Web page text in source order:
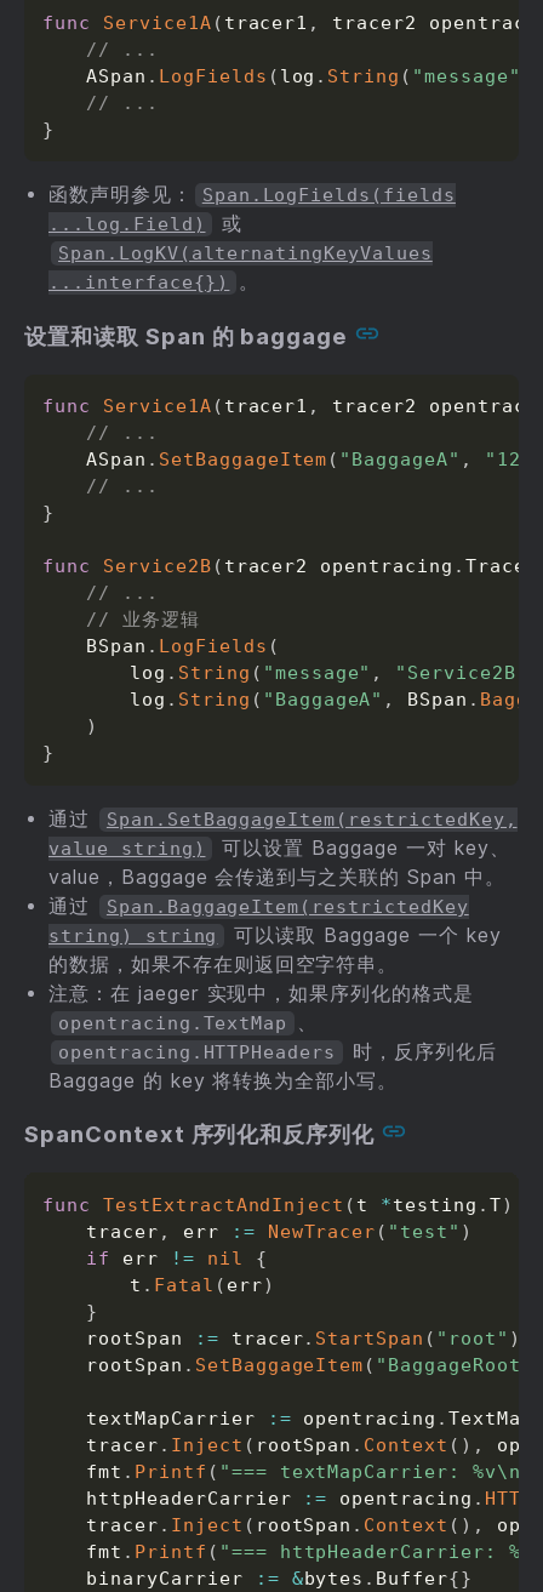
func Service1A ( tracer1 ,
tracer2
// ...
	ASpan
. LogFields ( log . String ( "message"
// ...
}
函数声明参见：
Span.LogFields(fields
...log.Field)
或
Span.LogKV(alternatingKeyValues
...interface{})
。
设置和读取 Span 的 baggage
func Service1A ( tracer1 ,
tracer2
// ...
	ASpan
. SetBaggageItem ( "BaggageA" ,
// ...
}
func Service2B ( tracer2 opentracing . Tracer
// ...
// 业务逻辑
	BSpan
. LogFields (
		log
. String ( "message" ,
"Service2B
		log
. String ( "BaggageA" , BSpan .
)
}
通过
Span.SetBaggageItem(restrictedKey,
value string)
可以设置 Baggage 一对 key、
value，Baggage 会传递到与之关联的 Span 中。
通过
Span.BaggageItem(restrictedKey
string) string
可以读取 Baggage 一个 key
的数据，如果不存在则返回空字符串。
注意：在 jaeger 实现中，如果序列化的格式是
opentracing.TextMap
opentracing.HTTPHeaders
时，反序列化后
Baggage 的 key 将转换为全部小写。
SpanContext 序列化和反序列化
func TestExtractAndInject ( t *testing . T)
	tracer
, err := NewTracer ( "test" )
if
err != nil
{
		t
. Fatal ( err)
}
	rootSpan
:= tracer. StartSpan ( "root" )
	rootSpan
. SetBaggageItem ( "BaggageRoot"
	textMapCarrier
:= opentracing .
	tracer
. Inject ( rootSpan . Context ( ) ,
	fmt
. Printf ( "=== textMapCarrier: %v\n"
	httpHeaderCarrier
:= opentracing .
	tracer
. Inject ( rootSpan . Context ( ) ,
	fmt
. Printf ( "=== httpHeaderCarrier:
	binaryCarrier
:= &bytes . Buffer{}